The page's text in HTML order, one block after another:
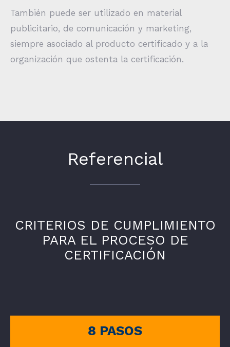
También puede ser utilizado en material
publicitario, de comunicación y marketing,
siempre asociado al producto certificado y a la
organización que ostenta la certificación.
Referencial
CRITERIOS DE CUMPLIMIENTO
PARA EL PROCESO DE
CERTIFICACIÓN
8 PASOS